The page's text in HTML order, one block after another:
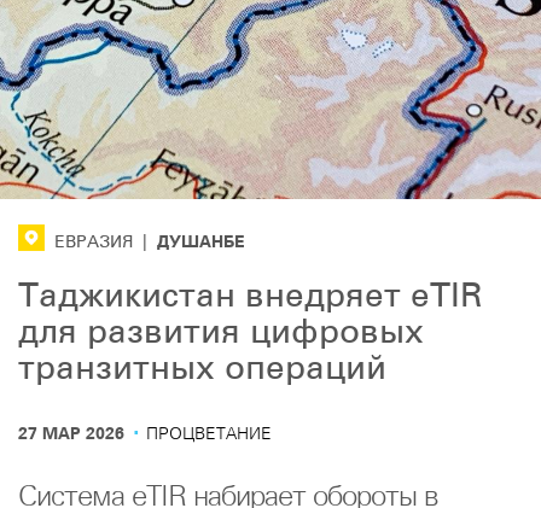
ЕВРАЗИЯ ДУШАНБE
Таджикистан внедряет eTIR
для развития цифровых
транзитных операций
27 МАР 2026 · ПРОЦВЕТАНИЕ
Система eTIR набирает обороты в